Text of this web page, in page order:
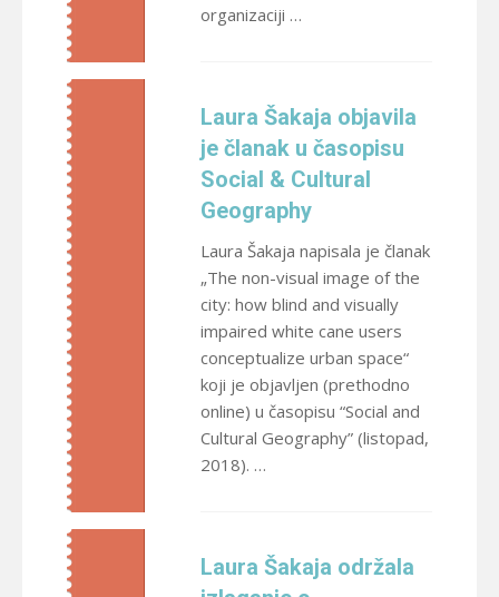
organizaciji …
Laura Šakaja objavila
je članak u časopisu
Social & Cultural
Geography
Laura Šakaja napisala je članak
„The non-visual image of the
city: how blind and visually
impaired white cane users
conceptualize urban space“
koji je objavljen (prethodno
online) u časopisu “Social and
Cultural Geography” (listopad,
2018). …
Laura Šakaja održala